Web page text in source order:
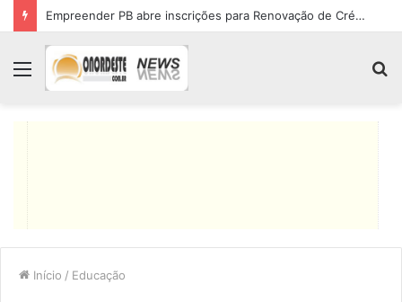
Lucas Ribeiro inspeciona obras da última etapa do Centro de Convenções
Menu
Início / Educação